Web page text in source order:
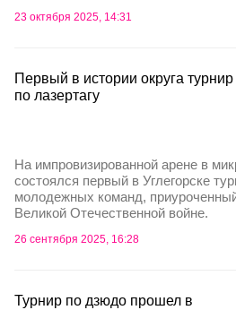
23 октября 2025, 14:31
Первый в истории округа турнир
по лазертагу
На импровизированной арене в
состоялся первый в Углегорске
молодежных команд,
Великой Отечественной войне.
26 сентября 2025, 16:28
Турнир по дзюдо прошел в